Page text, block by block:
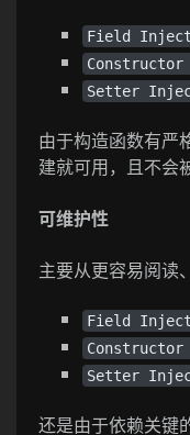
Field
Setter
由于构造函数有严
建就可用，且不会
可维护性
主要从更容易阅读
Field
Setter
还是由于依赖关键